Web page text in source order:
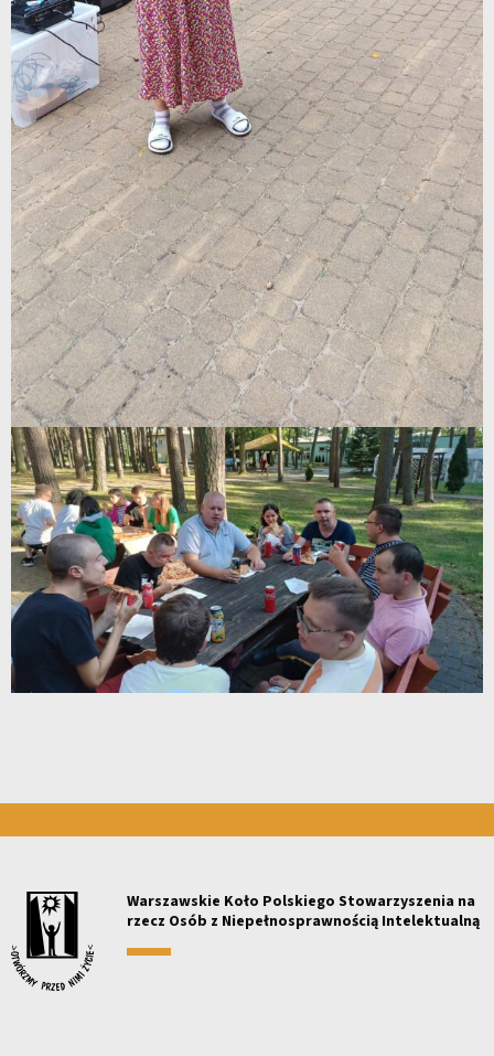
Warszawskie Koło Polskiego Stowarzyszenia na
rzecz Osób z Niepełnosprawnością Intelektualną